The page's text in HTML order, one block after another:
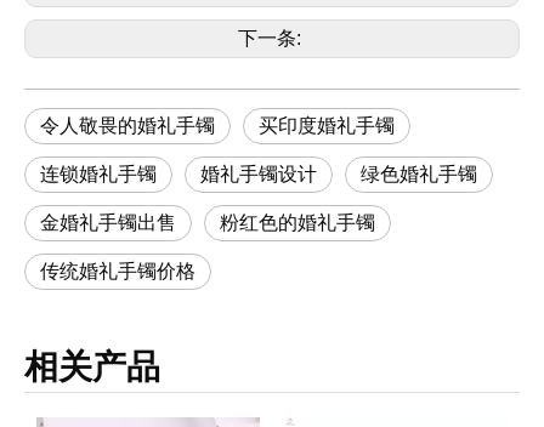
下一条:
令人敬畏的婚礼手镯 买印度婚礼手镯
连锁婚礼手镯 婚礼手镯设计 绿色婚礼手镯
金婚礼手镯出售 粉红色的婚礼手镯
传统婚礼手镯价格
相关产品